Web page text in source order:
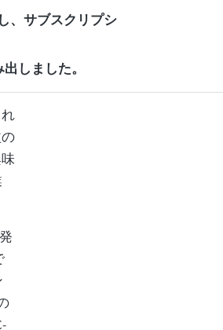
、サブスクリプシ
しました。